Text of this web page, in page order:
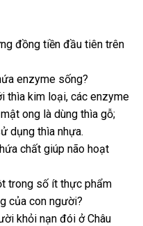
đồng tiền đầu tiên trên
enzyme sống?
thìa kim loại, các enzyme
ong là dùng thìa gỗ;
dụng thìa nhựa.
chất giúp não hoạt
trong số ít thực phẩm
của con người?
khỏi nạn đói ở Châu